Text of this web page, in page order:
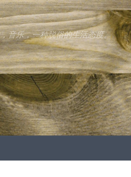
音乐，一种脱俗的生活态度。